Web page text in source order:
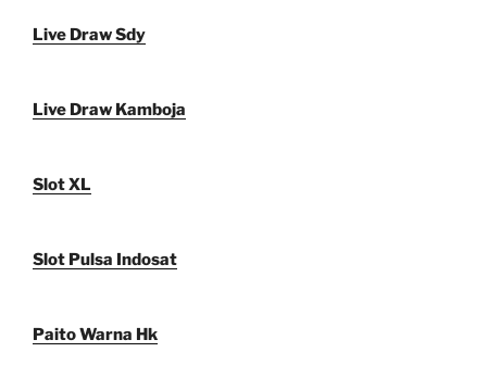
Live Draw Sdy
Live Draw Kamboja
Slot XL
Slot Pulsa Indosat
Paito Warna Hk